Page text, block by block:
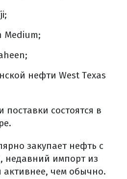
Medium;
нефти West Texas
поставки состоятся в
закупает нефть с
недавний импорт из
активнее, чем обычно.